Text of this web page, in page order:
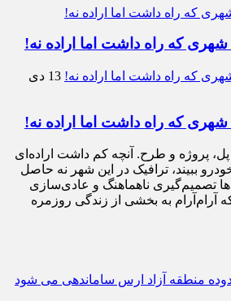
که راه داشت اما اراده نه!
13 دی
که راه داشت اما اراده نه!
پل، پروژه و طرح. آنچه کم داشت اراده‌ای
ببیند، ترافیک در این شهر نه حاصل
تصمیم‌گیری ناهماهنگ و عادی‌سازی
آرام‌آرام به بخشی از زندگی روزمره